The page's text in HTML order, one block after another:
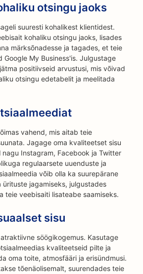
otsingu jaoks
suuresti kohalikest klientidest.
kohaliku otsingu jaoks, lisades
märksõnadesse ja tagades, et teie
Google My Business'is. Julgustage
positiivseid arvustusi, mis võivad
otsingu edetabelit ja meelitada
vahend, mis aitab teie
Jagage oma kvaliteetset sisu
nagu Instagram, Facebook ja Twitter
regulaarsete uuenduste ja
võib olla ka suurepärane
ürituste jagamiseks, julgustades
teie veebisaiti lisateabe saamiseks.
sisu
söögikogemus. Kasutage
kvaliteetseid pilte ja
oma toite, atmosfääri ja erisündmusi.
tõenäolisemalt, suurendades teie